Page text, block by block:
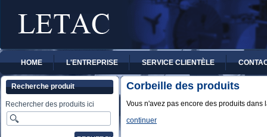
HOME L'ENTREPRISE SERVICE CLIENTÈLE
Recherche produit
Rechercher des produits ici
Corbeille des produits
Vous n'avez pas encore des produits dans
continuer